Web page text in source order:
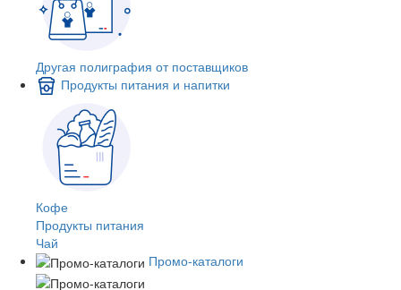
Другая полиграфия от поставщиков
Продукты питания и напитки
Кофе
Продукты питания
Чай
Промо-каталоги